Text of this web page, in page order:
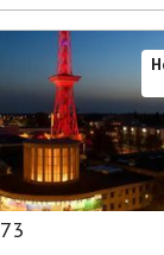
73